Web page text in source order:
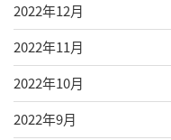
2022年12月
2022年11月
2022年10月
2022年9月